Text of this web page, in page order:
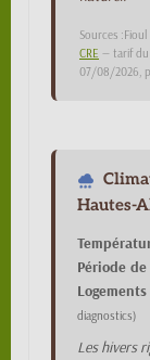
Sources
CRE — tarif
07/08/2026,
Hautes-
Période
diagnostics)
Les hivers